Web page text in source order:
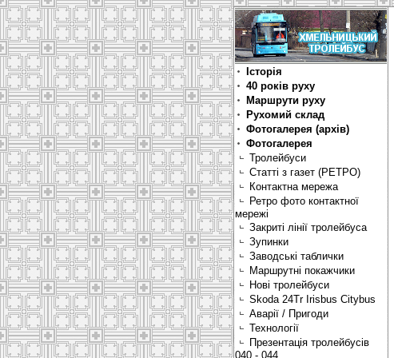
Історія
40 років руху
Маршрути руху
Рухомий склад
Фотогалерея (архів)
Фотогалерея
Тролейбуси
Статті з газет (РЕТРО)
Контактна мережа
Ретро фото контактної
мережі
Закриті лінії тролейбуса
Зупинки
Заводські таблички
Маршрутні покажчики
Нові тролейбуси
Skoda 24Tr Irisbus Citybus
Аварії / Пригоди
Технології
Презентація тролейбусів
040 - 044